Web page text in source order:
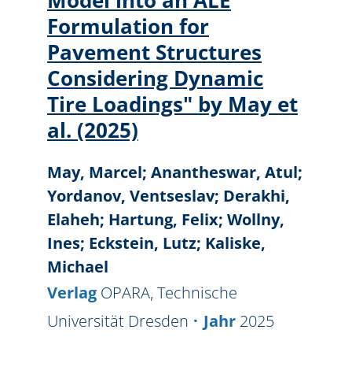
Formulation for
Pavement Structures
Considering Dynamic
Tire Loadings" by May et
al. (2025)
May, Marcel; Anantheswar, Atul;
Yordanov, Ventseslav; Derakhi,
Elaheh; Hartung, Felix; Wollny,
Ines; Eckstein, Lutz; Kaliske,
Michael
Verlag OPARA, Technische
Universität Dresden
Jahr 2025